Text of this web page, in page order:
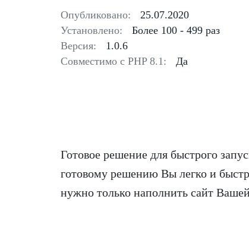
Опубликовано:
25.07.2020
Установлено:
Более 100 - 499 раз
Версия:
1.0.6
Совместимо с PHP 8.1:
Да
Готовое решение для быстрого
готовому решению Вы легко и
нужно только наполнить сайт